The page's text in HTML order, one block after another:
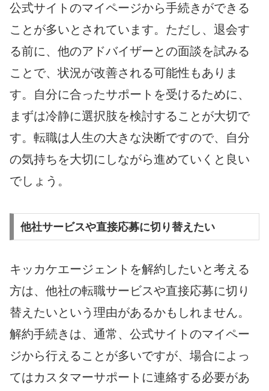
公式サイトのマイページから手続きができる
ことが多いとされています。ただし、退会す
る前に、他のアドバイザーとの面談を試みる
ことで、状況が改善される可能性もありま
す。自分に合ったサポートを受けるために、
まずは冷静に選択肢を検討することが大切で
す。転職は人生の大きな決断ですので、自分
の気持ちを大切にしながら進めていくと良い
でしょう。
他社サービスや直接応募に切り替えたい
キッカケエージェントを解約したいと考える
方は、他社の転職サービスや直接応募に切り
替えたいという理由があるかもしれません。
解約手続きは、通常、公式サイトのマイペー
ジから行えることが多いですが、場合によっ
てはカスタマーサポートに連絡する必要があ